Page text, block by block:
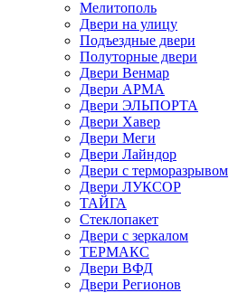
Мелитополь
Двери на улицу
Подъездные двери
Полуторные двери
Двери Венмар
Двери АРМА
Двери ЭЛЬПОРТА
Двери Хавер
Двери Меги
Двери Лайндор
Двери с терморазрывом
Двери ЛУКСОР
ТАЙГА
Стеклопакет
Двери с зеркалом
ТЕРМАКС
Двери ВФД
Двери Регионов